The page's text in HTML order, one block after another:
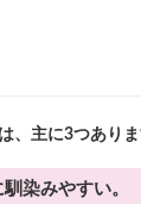
、主に3つありま
染みやすい。